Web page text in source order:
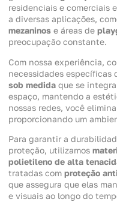
residenciais e comerciais
a diversas aplicações,
mezaninos e áreas de
preocupação constante.
Com nossa experiência,
necessidades específicas
sob medida que se
espaço, mantendo a
nossas redes, você
proporcionando um
Para garantir a
proteção, utilizamos
polietileno de alta
tratadas com proteção
que assegura que elas
e visuais ao longo do